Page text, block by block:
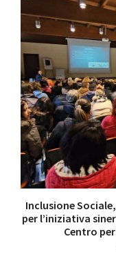
Inclusione
per l’iniziativa
Centro